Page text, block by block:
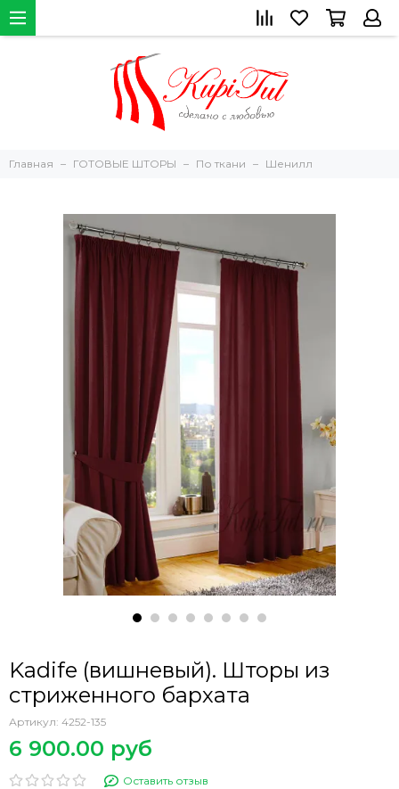
Главная ГОТОВЫЕ ШТОРЫ По ткани Шенилл
Kadife (вишневый). Шторы из
стриженного бархата
Артикул: 4252-135
6 900.00 руб
Оставить отзыв